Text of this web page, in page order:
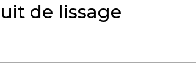
de lissage